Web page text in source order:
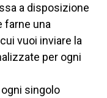
a disposizione
farne una
vuoi inviare la
per ogni
ogni singolo